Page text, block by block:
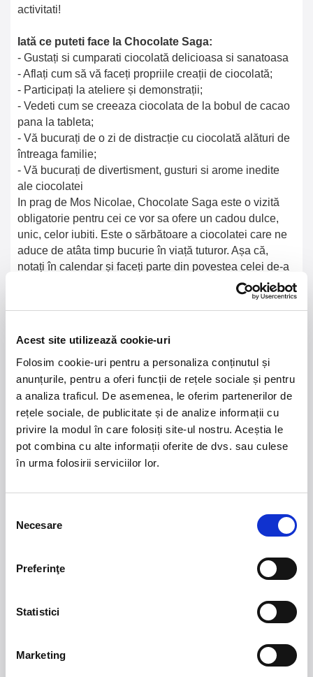
Acest site utilizează cookie-uri
Folosim cookie-uri pentru a personaliza conținutul și
anunțurile, pentru a oferi funcții de rețele sociale și pentru
a analiza traficul. De asemenea, le oferim partenerilor de
rețele sociale, de publicitate și de analize informații cu
privire la modul în care folosiți site-ul nostru. Aceștia le
pot combina cu alte informații oferite de dvs. sau culese
în urma folosirii serviciilor lor.
consimțământului
Necesare
Preferinţe
Statistici
Marketing
activitati!
Iată ce puteti face la Chocolate Saga:
- Gustați si cumparati ciocolată delicioasa si sanatoasa
- Aflați cum să vă faceți propriile creații de ciocolată;
- Participați la ateliere și demonstrații;
- Vedeti cum se creeaza ciocolata de la bobul de cacao
pana la tableta;
- Vă bucurați de o zi de distracție cu ciocolată alături de
întreaga familie;
- Vă bucurați de divertisment, gusturi si arome inedite
ale ciocolatei
In prag de Mos Nicolae, Chocolate Saga este o vizită
obligatorie pentru cei ce vor sa ofere un cadou dulce,
unic, celor iubiti. Este o sărbătoare a ciocolatei care ne
aduce de atâta timp bucurie în viață tuturor. Așa că,
notați în calendar și faceți parte din povestea celei de-a
Mai multe detalii despre eveniment gasiti
Biletele costa 15Ron si se pot achizitiona
peentetix.ro,myticket.rosi la intrarea in festival.
Copiii pana in 10 ani si persoanele cu dizabilitati au
acces gratuit!
NOSTALGIA Litoral
Morgan Jay - La Dolce
Summer Well 2026
Trends